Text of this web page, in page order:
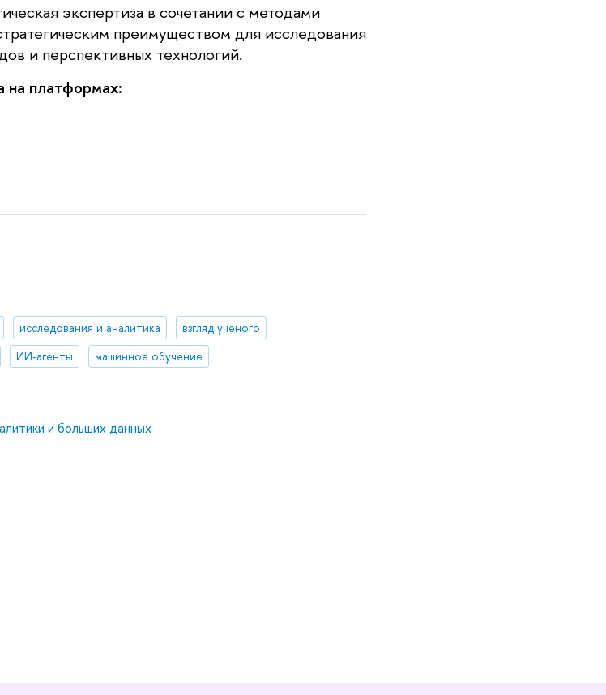
экспертиза в сочетании с методами
преимуществом для исследования
и перспективных технологий.
на платформах:
исследования и аналитика
взгляд ученого
ИИ-агенты машинное обучение
и больших данных